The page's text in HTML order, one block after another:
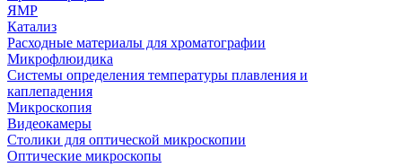
ЯМР
Катализ
Расходные материалы для хроматографии
Микрофлюидика
Системы определения температуры плавления и
каплепадения
Микроскопия
Видеокамеры
Столики для оптической микроскопии
Оптические микроскопы